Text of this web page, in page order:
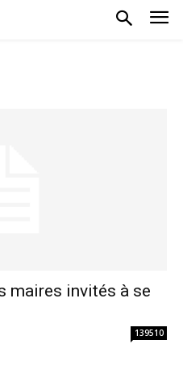
maires invités à se
139510